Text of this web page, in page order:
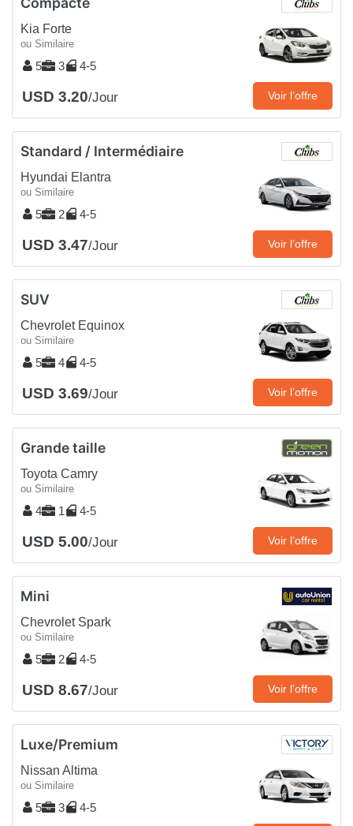
Kia Forte
ou Similaire
5 3 4-5
USD 3.20/Jour Voir l’offre
Standard / Intermédiaire
Hyundai Elantra
ou Similaire
5 2 4-5
USD 3.47/Jour Voir l’offre
SUV
Chevrolet Equinox
ou Similaire
5 4 4-5
USD 3.69/Jour Voir l’offre
Grande taille
Toyota Camry
ou Similaire
4 1 4-5
USD 5.00/Jour Voir l’offre
Mini
Chevrolet Spark
ou Similaire
5 2 4-5
USD 8.67/Jour Voir l’offre
Luxe/Premium
Nissan Altima
ou Similaire
5 3 4-5